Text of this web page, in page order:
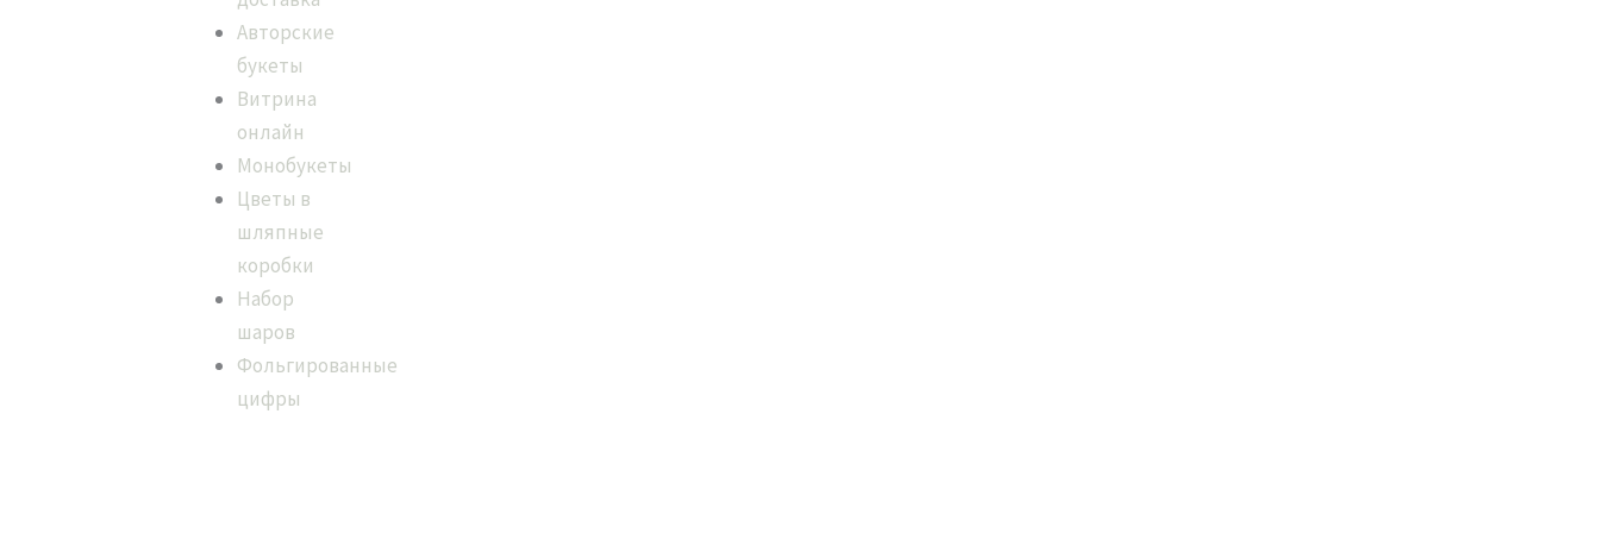
Авторские
букеты
Витрина
онлайн
Монобукеты
Цветы в
шляпные
коробки
Набор
шаров
Фольгированные
цифры